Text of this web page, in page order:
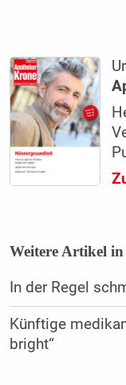
Weitere Artikel
In der Regel
Künftige
bright“